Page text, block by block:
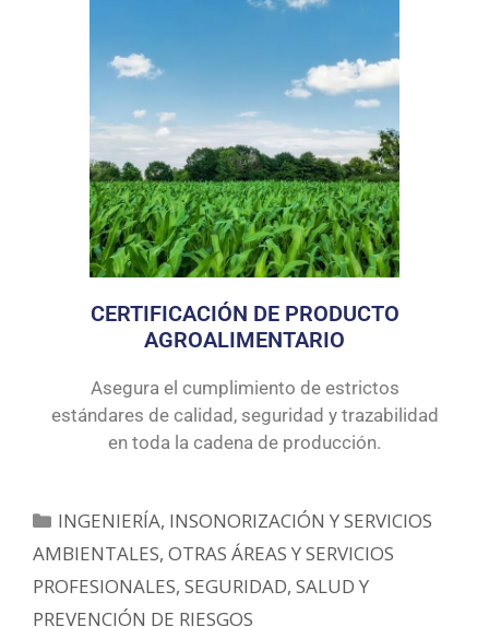
CERTIFICACIÓN DE PRODUCTO
AGROALIMENTARIO
Asegura el cumplimiento de estrictos
estándares de calidad, seguridad y trazabilidad
en toda la cadena de producción.
INGENIERÍA, INSONORIZACIÓN Y SERVICIOS
AMBIENTALES, OTRAS ÁREAS Y SERVICIOS
PROFESIONALES, SEGURIDAD, SALUD Y
PREVENCIÓN DE RIESGOS